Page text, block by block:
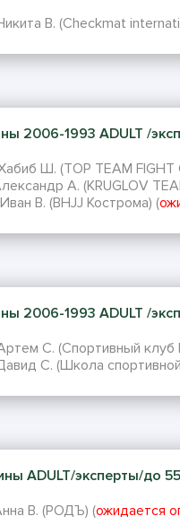
В. (Checkmat
2006-1993 ADULT /
Ш. (TOP TEAM FIGHT
А. (KRUGLOV
В. (BHJJ Кострома) (
2006-1993 ADULT /
С. (Спортивный клуб
С. (Школа
ADULT/эксперты/до 55
В. (РОДЪ) (ожидается